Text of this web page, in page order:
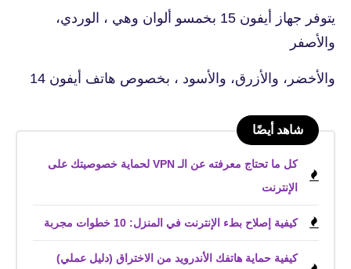
يتوفر جهاز أيفون 15 بخمسو ألوان وهي ، الوردي،
والأصفر
والأخضر، والأزرق، والأسود ، بخصوص هاتف أيفون 14
شاهد أيضًا
كل ما تحتاج معرفته عن الـ VPN لحماية خصوصيتك على
الإنترنت
كيفية إصلاح بطء الإنترنت في المنزل: 10 خطوات مجربة
كيفية حماية هاتفك الأندرويد من الاختراق (دليل عملي)